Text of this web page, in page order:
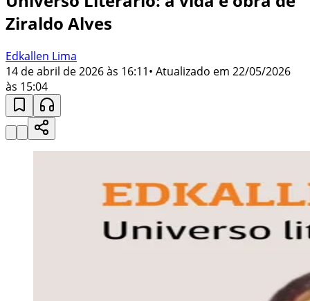
Ziraldo Alves
Edkallen Lima
14 de abril de 2026 às 16:11• Atualizado em 22/05/2026
às 15:04